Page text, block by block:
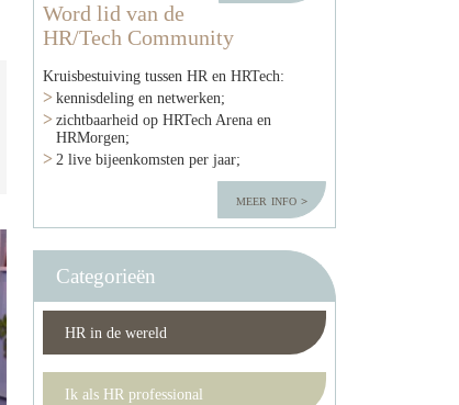
Word lid van de
HR/Tech Community
Kruisbestuiving tussen HR en HRTech:
kennisdeling en netwerken;
zichtbaarheid op HRTech Arena en
HRMorgen;
2 live bijeenkomsten per jaar;
meer info
Categorieën
HR in de wereld
Ik als HR professional